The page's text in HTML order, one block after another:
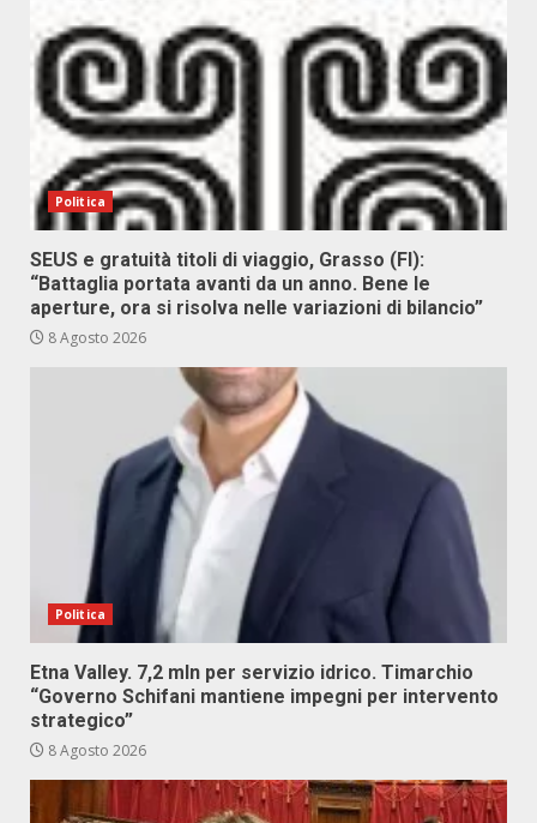
Politica
SEUS e gratuità titoli di viaggio, Grasso (FI):
“Battaglia portata avanti da un anno. Bene le
aperture, ora si risolva nelle variazioni di bilancio”
8 Agosto 2026
Politica
Etna Valley. 7,2 mln per servizio idrico. Timarchio
“Governo Schifani mantiene impegni per intervento
strategico”
8 Agosto 2026